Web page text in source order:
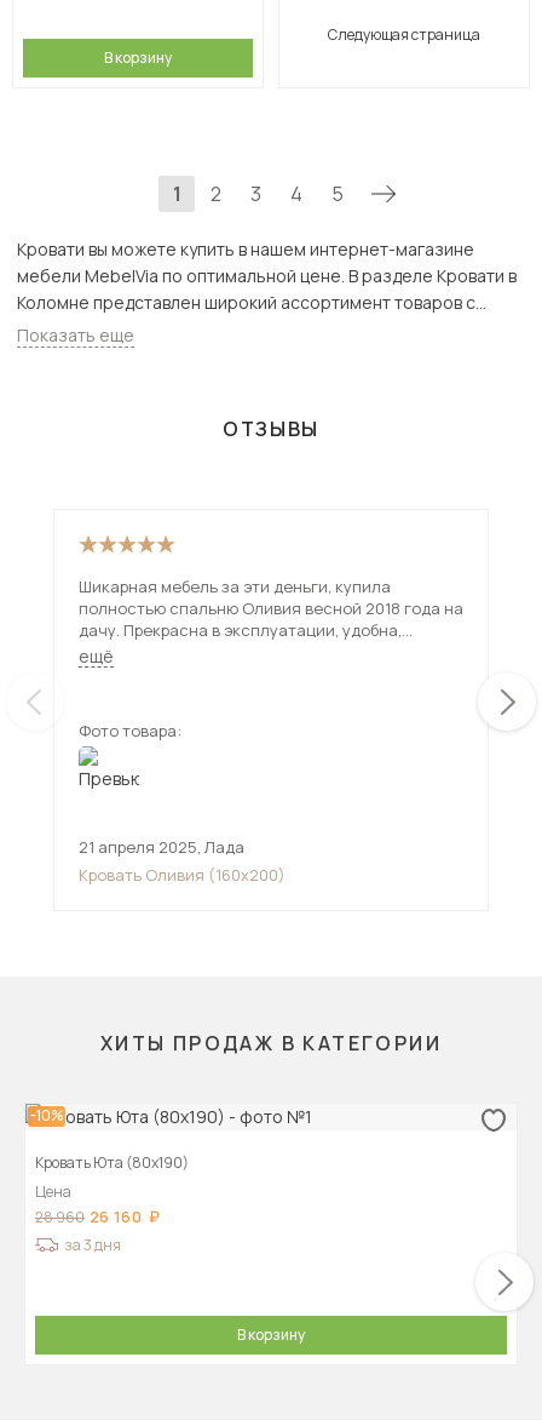
В корзину
Следующая страница
1 2 3 4 5
Кровати вы можете купить в нашем интернет-магазине
мебели MebelVia по оптимальной цене. В разделе Кровати в
Коломне представлен широкий ассортимент товаров с
доставкой в Москве и Подмосковью, включая Коломна. Всего
товаров в категории «Кровати» - 172 шт.
Показать еще
ОТЗЫВЫ
Шикарная мебель за эти деньги, купила
полностью спальню Оливия весной 2018 года на
дачу. Прекрасна в эксплуатации, удобна,
функциональная, все целое, все работает!
Рекомендую
ещё
Фото товара:
21 апреля 2025, Лада
Кровать Оливия (160х200)
ХИТЫ ПРОДАЖ В КАТЕГОРИИ
-10%
Кровать Юта (80х190)
Цена
28 960 26 160
за 3 дня
В корзину